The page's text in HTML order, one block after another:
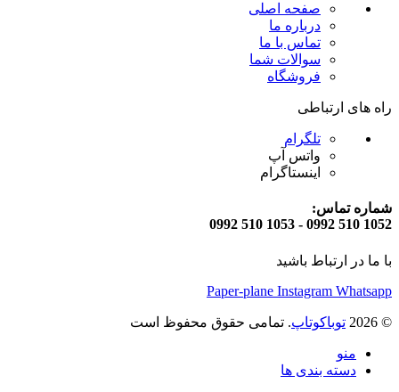
صفحه اصلی
درباره ما
تماس با ما
سوالات شما
فروشگاه
راه های ارتباطی
تلگرام
واتس آپ
اینستاگرام
شماره تماس:
1052 510 0992 - 1053 510 0992
با ما در ارتباط باشید
Paper-plane Instagram Whatsapp
© 2026 توباکوتاپ. تمامی حقوق محفوظ است
منو
دسته بندی ها